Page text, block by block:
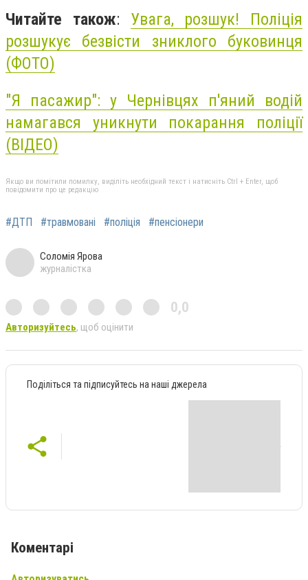
Читайте також: Увага, розшук! Поліція
розшукує безвісти зниклого буковинця
(ФОТО)
"Я пасажир": у Чернівцях п'яний водій
намагався уникнути покарання поліції
(ВІДЕО)
Якщо ви помітили помилку, виділіть необхідний текст і натисніть Ctrl + Enter, щоб
повідомити про це редакцію
#ДТП #травмовані #поліція #пенсіонери
Соломія Ярова
журналістка
0,0
Авторизуйтесь, щоб оцінити
Поділіться та підписуйтесь на наші джерела
Коментарі